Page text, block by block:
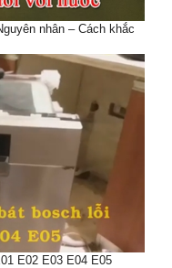
nhân – Cách khắc
E02 E03 E04 E05